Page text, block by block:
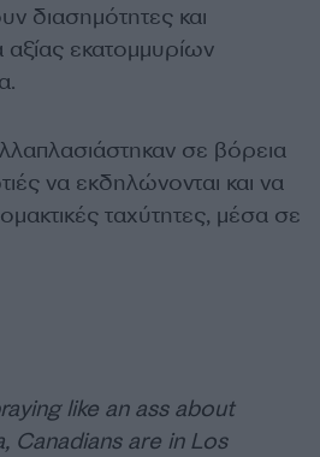
διασημότητες και
αξίας εκατομμυρίων
σε βόρεια
να εκδηλώνονται και να
ταχύτητες, μέσα σε
like an ass about
Canadians are in Los